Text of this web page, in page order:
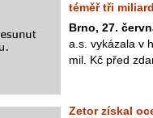
téměř tři
Brno, 27.
a.s. vykázala v
mil. Kč před
Zetor získal